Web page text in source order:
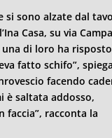
si sono alzate dal
Casa, su via
di loro ha
fatto schifo”, spiega
facendo
è saltata addosso,
racconta la